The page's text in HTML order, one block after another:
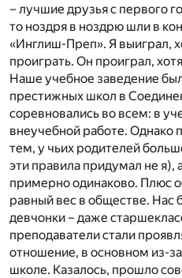
– лучшие друзья с первого
то ноздря в ноздрю шли в
«Инглиш-Преп». Я выиграл,
проиграть. Он проиграл,
Наше учебное заведение
престижных школ в
соревновались во всем: в
внеучебной работе. Однако
тем, у чьих родителей
эти правила придумал не я),
примерно одинаково. Плюс
равный вес в обществе. Нас
девчонки – даже
преподаватели стали
отношение, в основном из-
школе. Казалось, прошло